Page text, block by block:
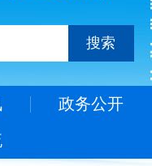
搜索
政务公开